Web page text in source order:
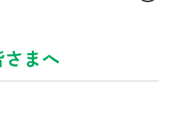
ださい。なお、提供いた
管理いたします。
まへ